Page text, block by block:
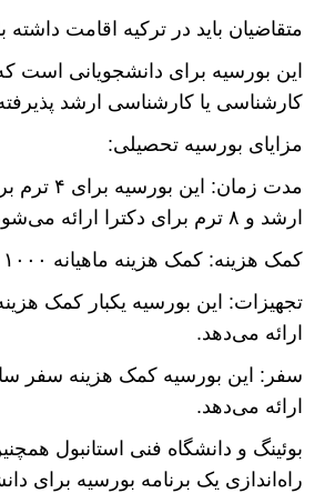
متقاضیان باید در ترکیه اقامت داشته
این بورسیه برای دانشجویانی است
کارشناسی یا کارشناسی ارشد
مزایای بورسیه تحصیلی:
مدت زمان:
ارشد و ۸ ترم برای دکترا ارائه می‌شود.
کمک هزینه: کمک هزینه ماهیانه ۱۰۰۰ دلار است.
ارائه می‌دهد.
ارائه می‌دهد.
بوئینگ و دانشگاه فنی استانبول
راه‌اندازی یک برنامه بورسیه برای